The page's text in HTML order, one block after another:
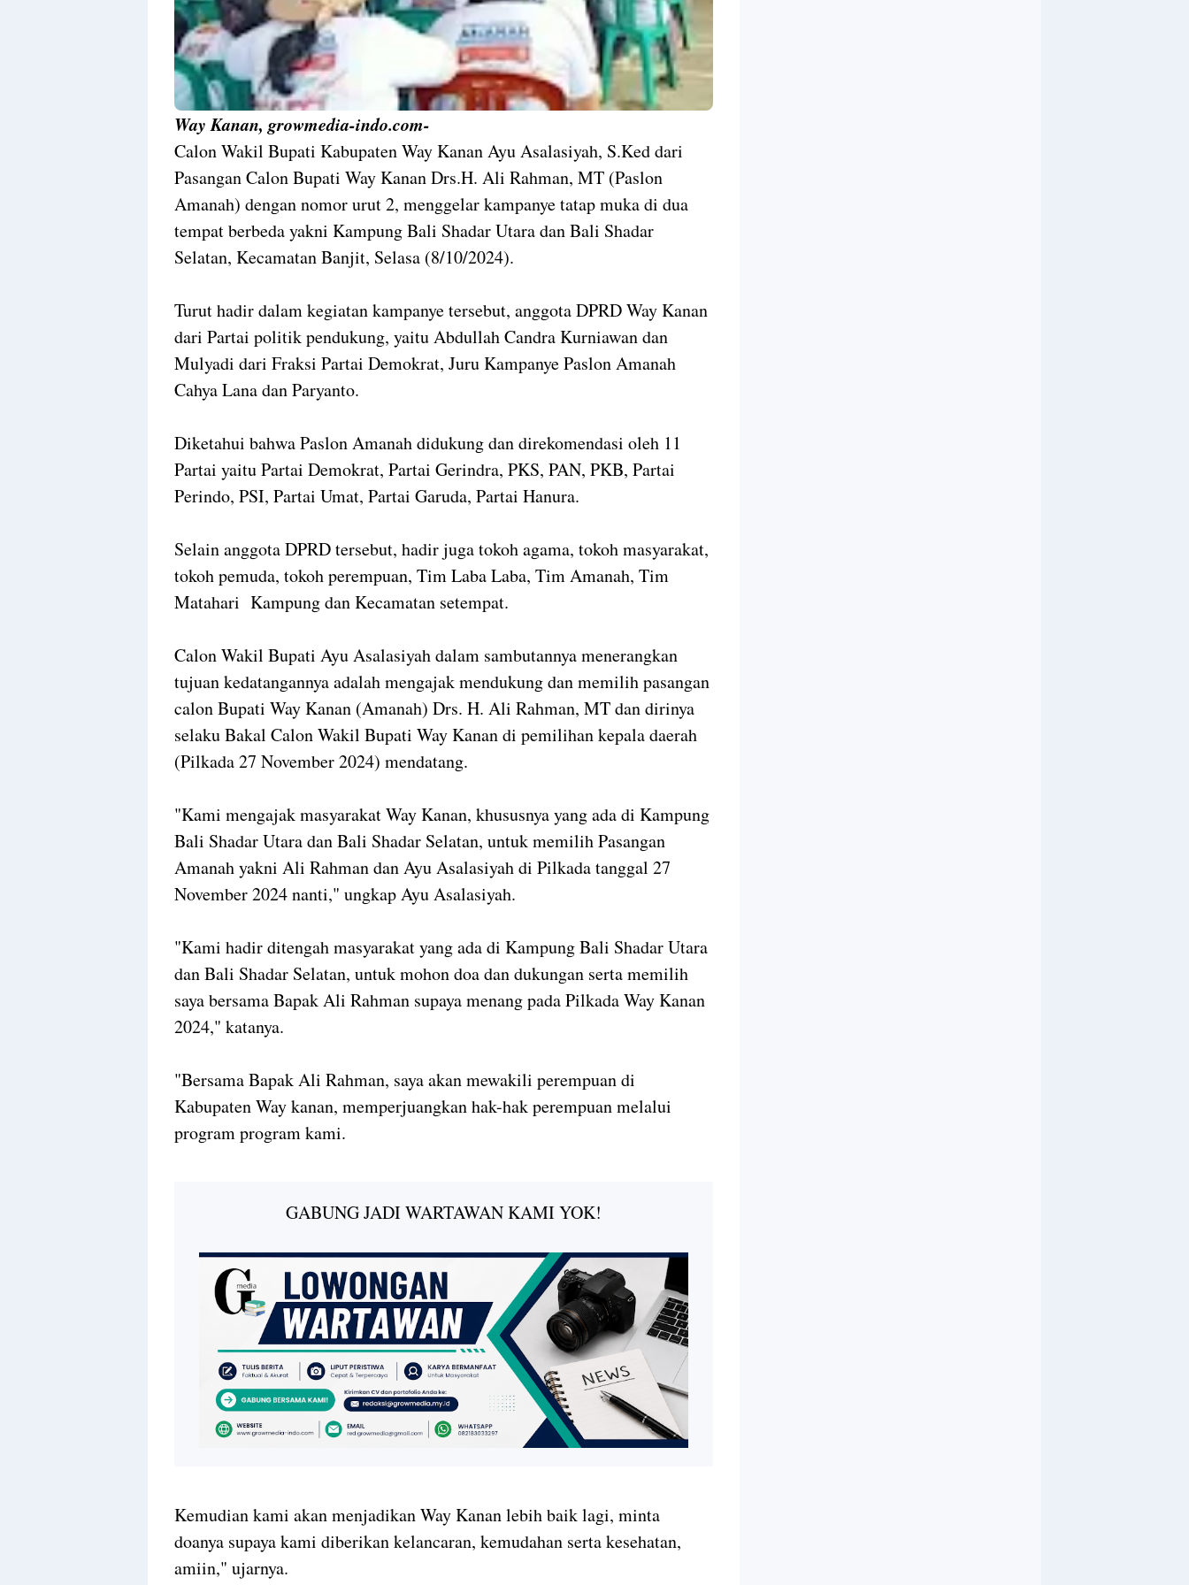
Way Kanan, growmedia-indo.com-
Calon Wakil Bupati Kabupaten Way Kanan Ayu Asalasiyah, S.Ked dari
Pasangan Calon Bupati Way Kanan Drs.H. Ali Rahman, MT (Paslon
Amanah) dengan nomor urut 2, menggelar kampanye tatap muka di dua
tempat berbeda yakni Kampung Bali Shadar Utara dan Bali Shadar
Selatan, Kecamatan Banjit, Selasa (8/10/2024).
Turut hadir dalam kegiatan kampanye tersebut, anggota DPRD Way Kanan
dari Partai politik pendukung, yaitu Abdullah Candra Kurniawan dan
Mulyadi dari Fraksi Partai Demokrat, Juru Kampanye Paslon Amanah
Cahya Lana dan Paryanto.
Diketahui bahwa Paslon Amanah didukung dan direkomendasi oleh 11
Partai yaitu Partai Demokrat, Partai Gerindra, PKS, PAN, PKB, Partai
Perindo, PSI, Partai Umat, Partai Garuda, Partai Hanura.
Selain anggota DPRD tersebut, hadir juga tokoh agama, tokoh masyarakat,
tokoh pemuda, tokoh perempuan, Tim Laba Laba, Tim Amanah, Tim
Matahari Kampung dan Kecamatan setempat.
Calon Wakil Bupati Ayu Asalasiyah dalam sambutannya menerangkan
tujuan kedatangannya adalah mengajak mendukung dan memilih pasangan
calon Bupati Way Kanan (Amanah) Drs. H. Ali Rahman, MT dan dirinya
selaku Bakal Calon Wakil Bupati Way Kanan di pemilihan kepala daerah
(Pilkada 27 November 2024) mendatang.
"Kami mengajak masyarakat Way Kanan, khususnya yang ada di Kampung
Bali Shadar Utara dan Bali Shadar Selatan, untuk memilih Pasangan
Amanah yakni Ali Rahman dan Ayu Asalasiyah di Pilkada tanggal 27
November 2024 nanti," ungkap Ayu Asalasiyah.
"Kami hadir ditengah masyarakat yang ada di Kampung Bali Shadar Utara
dan Bali Shadar Selatan, untuk mohon doa dan dukungan serta memilih
saya bersama Bapak Ali Rahman supaya menang pada Pilkada Way Kanan
2024," katanya.
"Bersama Bapak Ali Rahman, saya akan mewakili perempuan di
Kabupaten Way kanan, memperjuangkan hak-hak perempuan melalui
program program kami.
GABUNG JADI WARTAWAN KAMI YOK!
Kemudian kami akan menjadikan Way Kanan lebih baik lagi, minta
doanya supaya kami diberikan kelancaran, kemudahan serta kesehatan,
amiin," ujarnya.